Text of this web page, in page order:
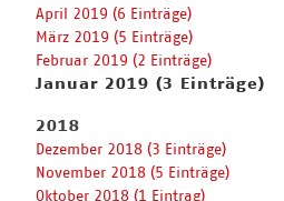
April 2019 (6 Einträge)
März 2019 (5 Einträge)
Februar 2019 (2 Einträge)
Januar 2019 (3 Einträge)
2018
Dezember 2018 (3 Einträge)
November 2018 (5 Einträge)
Oktober 2018 (1 Eintrag)